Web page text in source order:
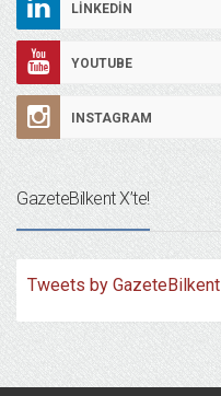
LINKEDIN
YOUTUBE
INSTAGRAM
GazeteBilkent X’te!
Tweets by GazeteBilkent